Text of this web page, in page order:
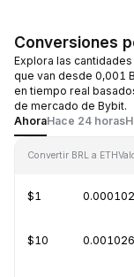
Conversiones
Explora las
que van desde 0,001
en tiempo real
de mercado de Bybit.
AhoraHace 24 horas
Convertir BRL a ETH
$1
$10